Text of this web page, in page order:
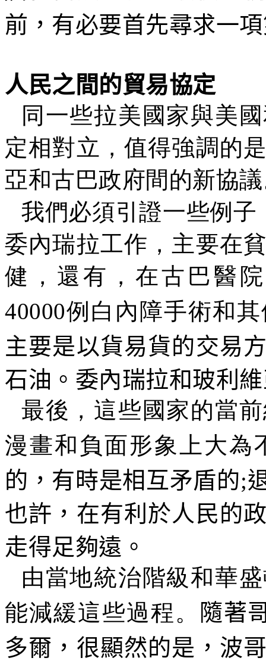
前，有必要首先尋求一
人民之間的貿易協定
同一些拉美國家與美
定相對立，值得強調的
亞和古巴政府間的新協
我們必須引證一些例子
委內瑞拉工作，主要在
健，還有，在古巴醫
40000例白內障手術和
主要是以貨易貨的交易
石油。委內瑞拉和玻利
最後，這些國家的當
漫畫和負面形象上大為
的，有時是相互矛盾的;
也許，在有利於人民的
走得足夠遠。
由當地統治階級和華
能減緩這些過程。
隨著
多爾，很顯然的是，波